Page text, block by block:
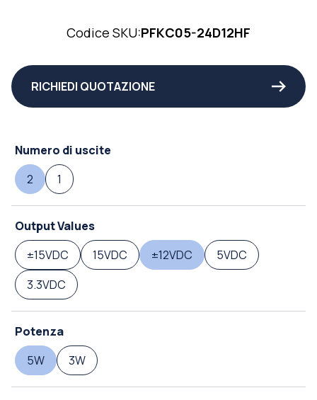
Codice SKU:PFKC05-24D12HF
RICHIEDI QUOTAZIONE
Numero di uscite
2
1
Output Values
±15VDC
15VDC ±12VDC
5VDC
3.3VDC
Potenza
5W
3W